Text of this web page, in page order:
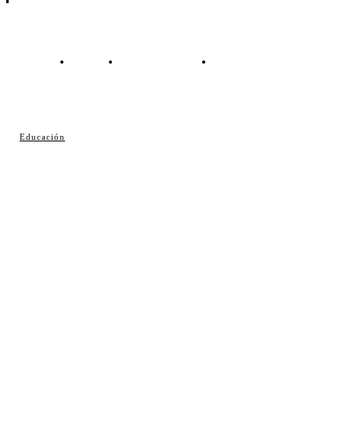
Educación
Contacto Política de cookies